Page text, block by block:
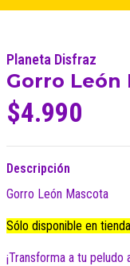
Planeta Disfraz
Gorro León
$4.990
Descripción
Gorro León Mascota
Sólo disponible en
¡Transforma a tu